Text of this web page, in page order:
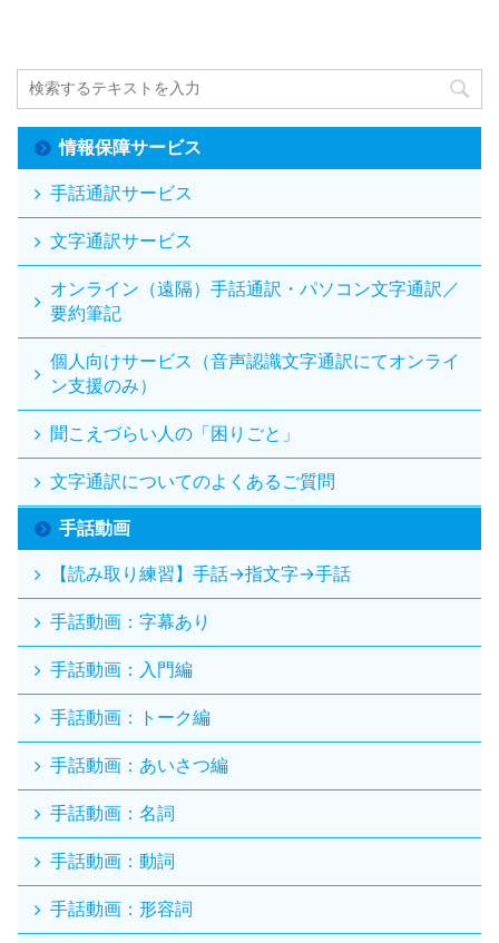
情報保障サービス
手話通訳サービス
文字通訳サービス
オンライン（遠隔）手話通訳・パソコン文字通訳／
要約筆記
個人向けサービス（音声認識文字通訳にてオンライ
ン支援のみ）
聞こえづらい人の「困りごと」
文字通訳についてのよくあるご質問
手話動画
【読み取り練習】手話→指文字→手話
手話動画：字幕あり
手話動画：入門編
手話動画：トーク編
手話動画：あいさつ編
手話動画：名詞
手話動画：動詞
手話動画：形容詞